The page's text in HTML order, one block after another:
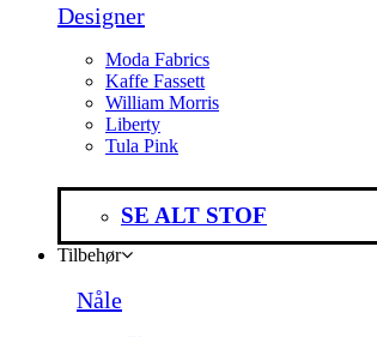
Designer
Moda Fabrics
Kaffe Fassett
William Morris
Liberty
Tula Pink
SE ALT STOF
Tilbehør
Nåle